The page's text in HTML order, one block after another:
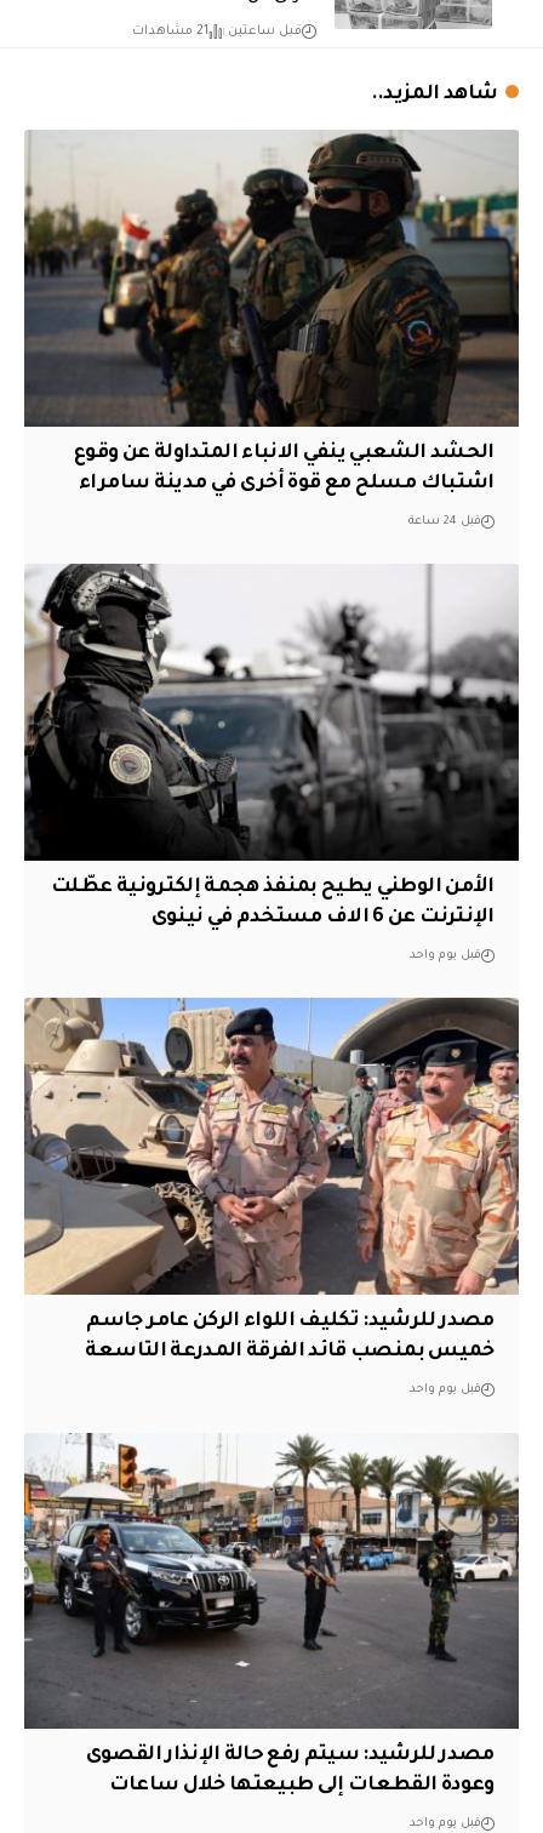
قبل ساعتين 21 مشاهدات
شاهد المزيد..
الحشد الشعبي ينفي الانباء المتداولة عن وقوع
اشتباك مسلح مع قوة أخرى في مدينة سامراء
قبل 24 ساعة
الأمن الوطني يطيح بمنفذ هجمة إلكترونية عطّلت
الإنترنت عن 6 الاف مستخدم في نينوى
قبل يوم واحد
مصدر للرشيد: تكليف اللواء الركن عامر جاسم
خميس بمنصب قائد الفرقة المدرعة التاسعة
قبل يوم واحد
مصدر للرشيد: سيتم رفع حالة الإنذار القصوى
وعودة القطعات إلى طبيعتها خلال ساعات
قبل يوم واحد